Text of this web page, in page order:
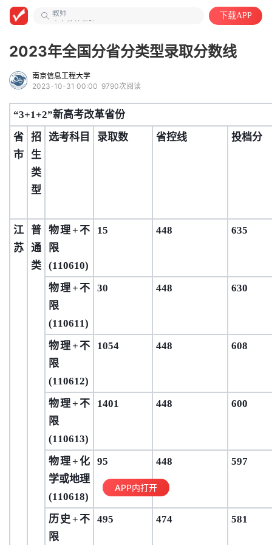
教师
山东政法学院
下载APP
2023年全国分省分类型录取分数线
南京信息工程大学
2023-10-31 00:00 9790次阅读
“3+1+2”新高考改革省份
省
市
招
生
类
型
选考科目 录取数 省控线 投档分
江
苏
普
通
类
物理+不
限
(110610)
15 448 635
物理+不
限
(110611)
30 448 630
物理+不
限
(110612)
1054 448 608
物理+不
限
(110613)
1401 448 600
物理+化
学或地理
(110618)
95 448 597
历史 +不
限
495 474 581
APP内打开